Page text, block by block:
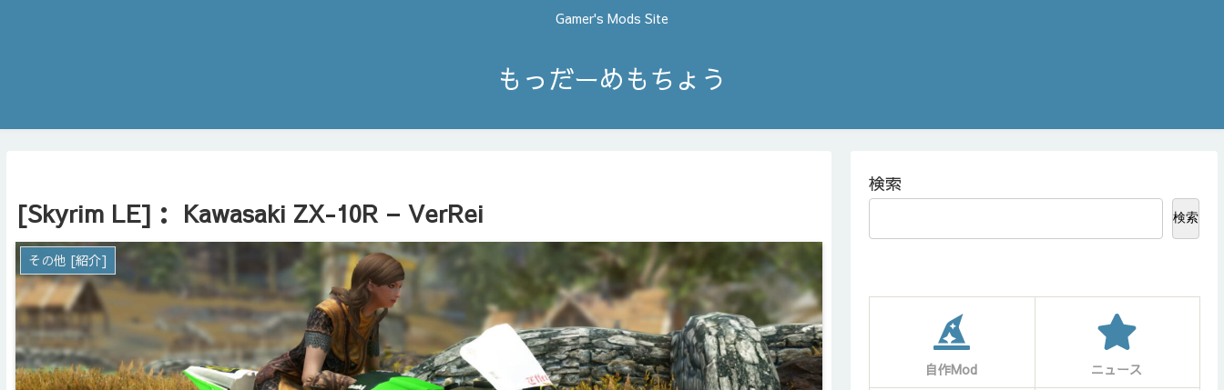
Gamer's Mods Site
もっだーめもちょう
[Skyrim LE]： Kawasaki ZX-10R – VerRei
その他 [紹介]
検索
検索
自作Mod ニュース